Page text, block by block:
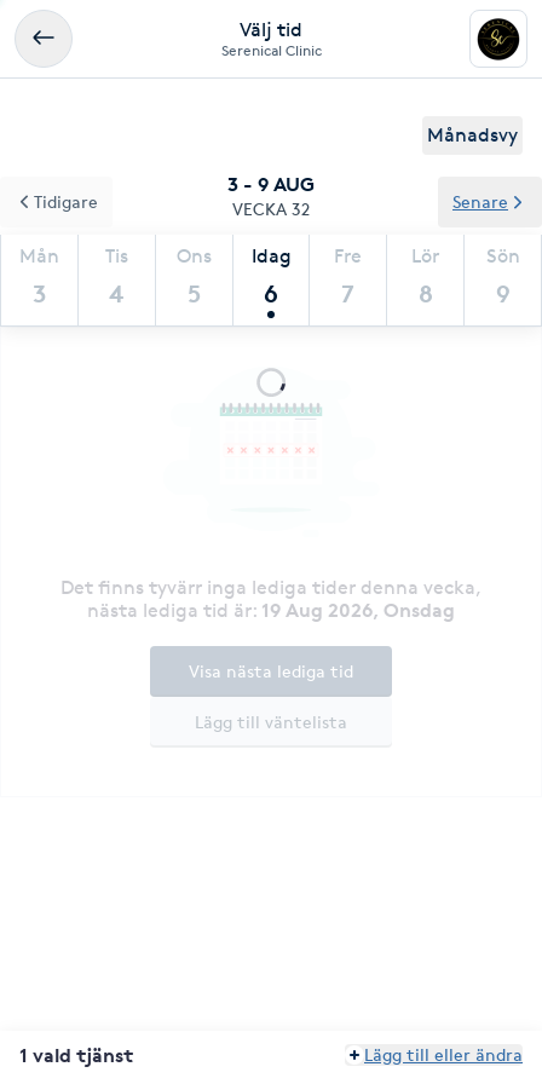
Välj tid
Serenical Clinic
Månadsvy
3 - 9 AUG
VECKA 32
Mån
3
Tis
4
Ons
5
Idag
6
Fre
7
Lör
8
Sön
9
Tidigare Senare
Det finns tyvärr inga lediga tider denna vecka,
nästa lediga tid är: 19 Aug 2026, Onsdag
Lägg till väntelista
Visa nästa lediga tid
1 vald tjänst Lägg till eller ändra